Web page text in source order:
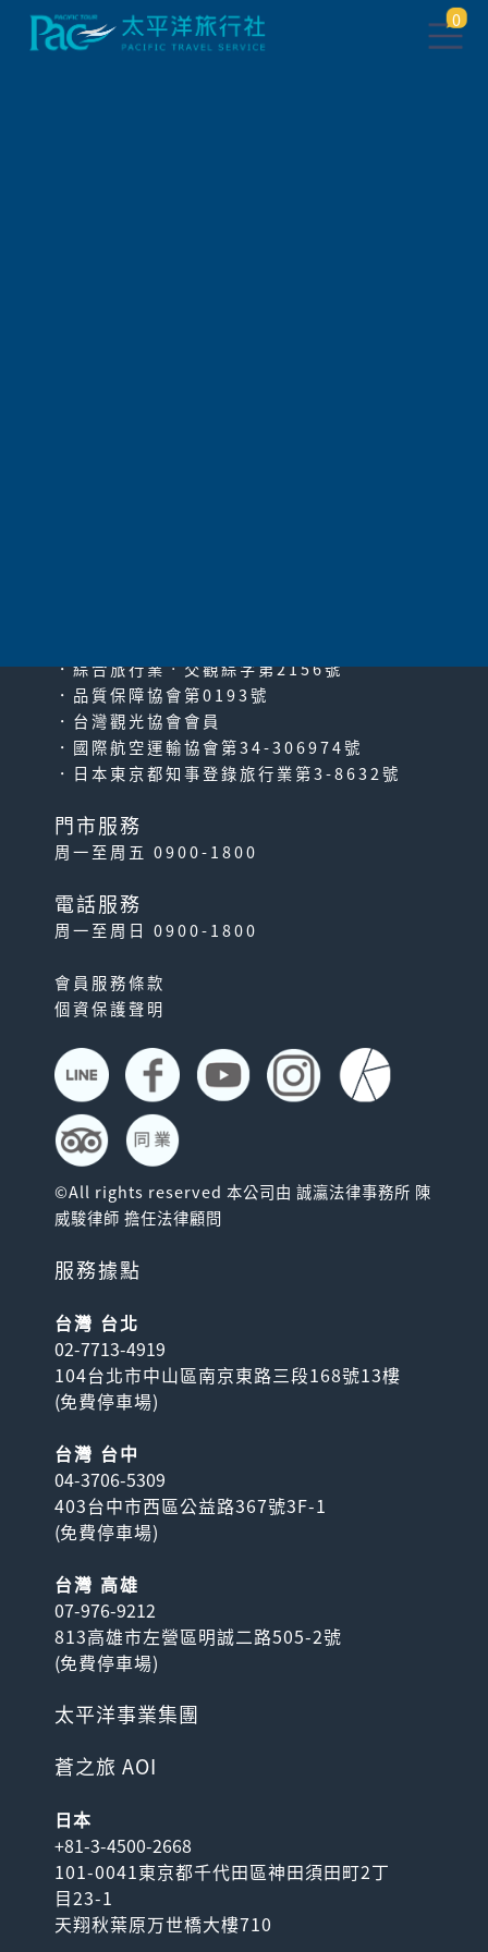
0
．綜合旅行業‧交觀綜字第2156號
．品質保障協會第0193號
．台灣觀光協會會員
．國際航空運輸協會第34-306974號
．日本東京都知事登錄旅行業第3-8632號
門市服務
周一至周五 0900-1800
電話服務
周一至周日 0900-1800
會員服務條款
個資保護聲明
©All rights reserved 本公司由 誠瀛法律事務所 陳
威駿律師 擔任法律顧問
服務據點
台灣 台北
02-7713-4919
104台北市中山區南京東路三段168號13樓
(免費停車場)
台灣 台中
04-3706-5309
403台中市西區公益路367號3F-1
(免費停車場)
台灣 高雄
07-976-9212
813高雄市左營區明誠二路505-2號
(免費停車場)
太平洋事業集團
蒼之旅 AOI
日本
+81-3-4500-2668
101-0041東京都千代田區神田須田町2丁
目23-1
天翔秋葉原万世橋大樓710